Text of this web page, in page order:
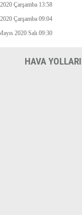
Çarşamba 13:58
Çarşamba 09:04
2020 Salı 09:30
HAVA YOLLARI